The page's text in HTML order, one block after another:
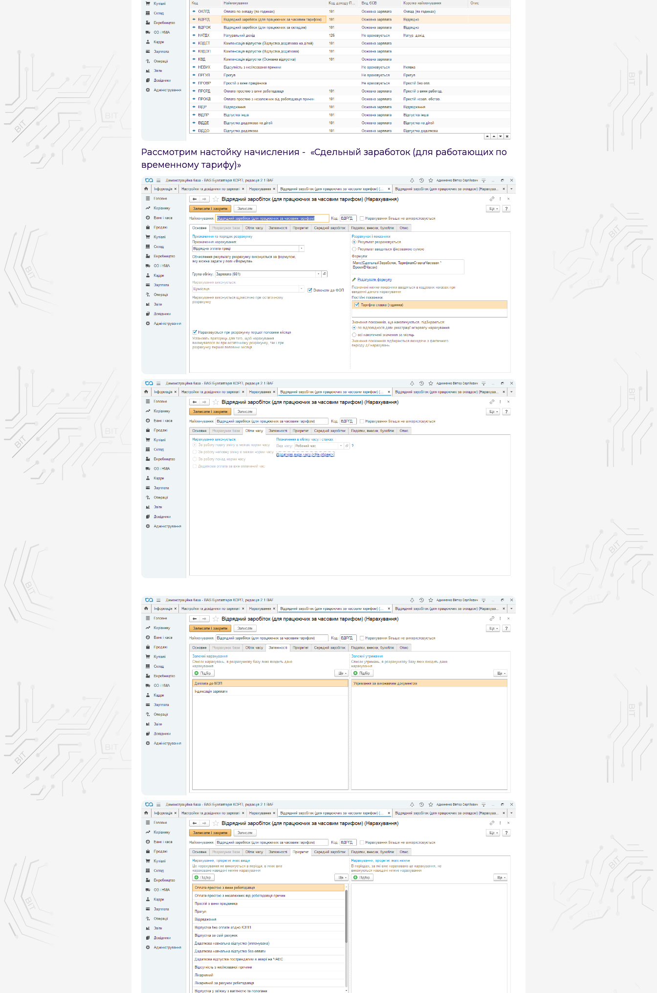
Форма обратной связи
Отправить
Закажите звонок
Отправить
Рассмотрим настойку начисления - «Сдельный заработок (для работающих по
временному тарифу)»
Нашли ошибку на странице?
Описание ошибки